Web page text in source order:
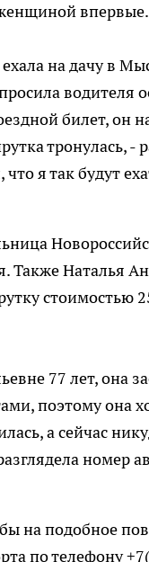
впервые.
на дачу в
водителя
билет, он
тронулась, -
что я так будут
Также Наталья
стоимостью
77 лет, она
поэтому она
а сейчас
номер
на подобное
по телефону